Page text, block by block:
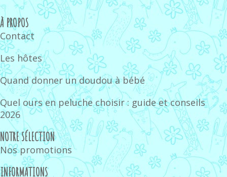
À PROPOS
Contact
Les hôtes
Quand donner un doudou à bébé
Quel ours en peluche choisir : guide et conseils
2026
NOTRE SÉLECTION
Nos promotions
INFORMATIONS